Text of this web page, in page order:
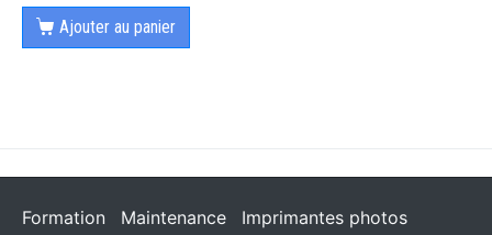
Ajouter au panier
Formation Maintenance
Imprimantes photos